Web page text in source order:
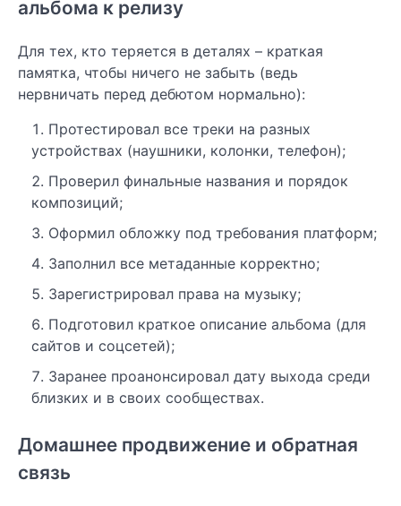
альбома к релизу
Для тех, кто теряется в деталях – краткая
памятка, чтобы ничего не забыть (ведь
нервничать перед дебютом нормально):
Протестировал все треки на разных
устройствах (наушники, колонки, телефон);
Проверил финальные названия и порядок
композиций;
Оформил обложку под требования платформ;
Заполнил все метаданные корректно;
Зарегистрировал права на музыку;
Подготовил краткое описание альбома (для
сайтов и соцсетей);
Заранее проанонсировал дату выхода среди
близких и в своих сообществах.
Домашнее продвижение и обратная
связь